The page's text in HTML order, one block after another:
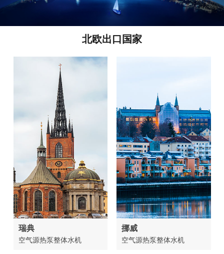
北欧出口国家
瑞典
空气源热泵整体水机
挪威
空气源热泵整体水机